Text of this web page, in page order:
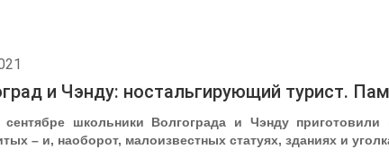
и Чэнду: ностальгирующий турист.
школьники Волгограда и Чэнду
– и, наоборот, малоизвестных статуях, зданиях и